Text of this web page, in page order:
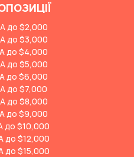
до $2,000
до $3,000
до $4,000
до $5,000
до $6,000
до $7,000
до $8,000
до $9,000
до $10,000
до $12,000
до $15,000